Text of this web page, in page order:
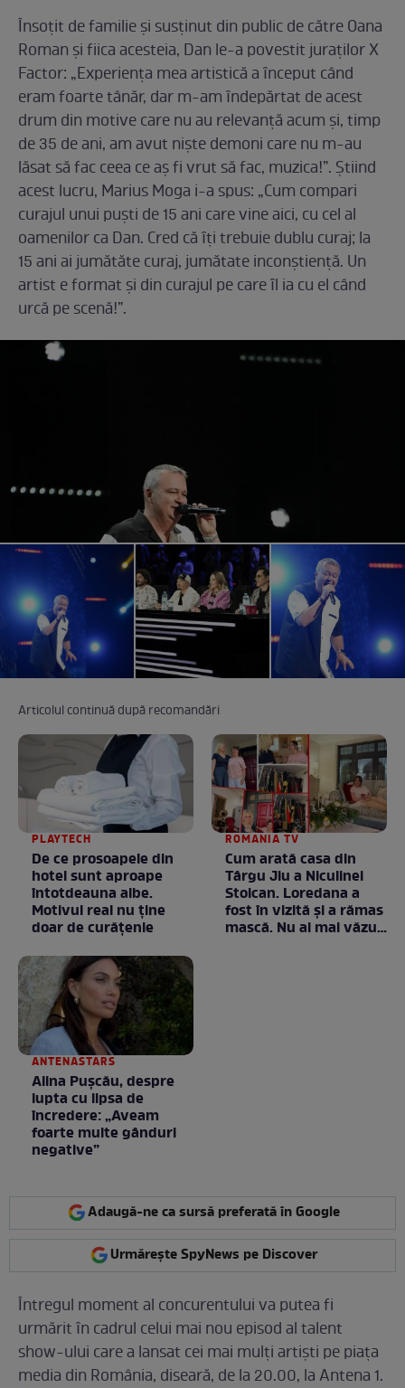
Însoţit de familie și susţinut din public de către Oana
Roman și fiica acesteia, Dan le-a povestit juraţilor X
Factor: „Experienţa mea artistică a ȋnceput când
eram foarte tânăr, dar m-am ȋndepărtat de acest
drum din motive care nu au relevanţă acum și, timp
de 35 de ani, am avut niște demoni care nu m-au
lăsat să fac ceea ce aș fi vrut să fac, muzica!”. Știind
acest lucru, Marius Moga i-a spus: „Cum compari
curajul unui puști de 15 ani care vine aici, cu cel al
oamenilor ca Dan. Cred că ȋţi trebuie dublu curaj; la
15 ani ai jumătăte curaj, jumătate inconștienţă. Un
artist e format și din curajul pe care ȋl ia cu el când
urcă pe scenă!”.
Articolul continuă după recomandări
PLAYTECH
De ce prosoapele din
hotel sunt aproape
întotdeauna albe.
Motivul real nu ține
doar de curățenie
ROMANIA TV
Cum arată casa din
Târgu Jiu a Niculinei
Stoican. Loredana a
fost în vizită și a rămas
mască. Nu ai mai văzut
ANTENASTARS
Alina Pușcău, despre
lupta cu lipsa de
încredere: „Aveam
foarte multe gânduri
negative”
Adaugă-ne ca sursă preferată în Google
Urmărește SpyNews pe Discover
Întregul moment al concurentului va putea fi
urmărit ȋn cadrul celui mai nou episod al talent
show-ului care a lansat cei mai mulţi artiști pe piaţa
media din România, diseară, de la 20.00, la Antena 1.